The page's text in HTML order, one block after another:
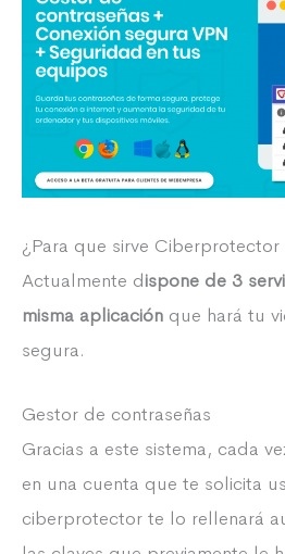
¿Para que sirve Ciberprotector
Actualmente dispone de 3
misma aplicación que hará tu
segura.
Gestor de contraseñas
Gracias a este sistema, cada
en una cuenta que te solicita
ciberprotector te lo rellenará